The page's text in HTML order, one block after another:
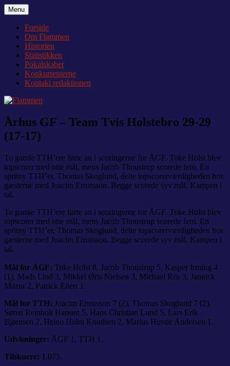
Videre
til
indhold
Flammen
Nyheder og debat om Team Tvis Holstebro
Menu
Forside
Om Flammen
Historien
Statistikken
Pokalskabet
Konkurrenterne
Kontakt redaktionen
Århus GF – Team Tvis Holstebro 29-29
(17-17)
To gamle TTH’ere førte an i scoringerne for ÅGF. Toke Holst blev
topscorer med otte mål, mens Jacob Thoustrup scorede fem. En
spritny TTH’er, Thomas Skoglund, delte topscorerværdigheden hos
gæsterne med Joacim Ernstsson. Begge scorede syv mål. Kampen i
tal.
To gamle TTH’ere førte an i scoringerne for ÅGF. Toke Holst blev
topscorer med otte mål, mens Jacob Thoustrup scorede fem. En
spritny TTH’er, Thomas Skoglund, delte topscorerværdigheden hos
gæsterne med Joacim Ernstsson. Begge scorede syv mål. Kampen i
tal.
Mål for ÅGF: Toke Holst 8, Jacob Thoustrup 5, Kasper Irming 4
(1), Mads Lind 3, Mikkel Øris Nielsen 3, Michael Riis 3, Jannick
Mazur 2, Patrick Eilert 1.
Mål for TTH: Joacim Ernstsson 7 (2), Thomas Skoglund 7 (2),
Søren Reinholt Hansen 5, Hans Christian Lund 5, Lars Erik
Bjørnsen 2, Heino Holm Knudsen 2, Marius Hovde Andersen 1.
Udvisninger: ÅGF 1, TTH 1.
Tilskuere: 1.075.